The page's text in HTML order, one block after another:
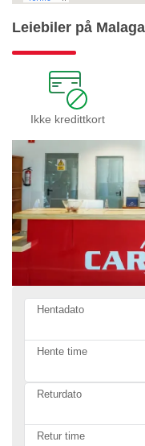
Leiebiler på
Ikke kredittkort
Hentadato
Hente time
Returdato
Retur time